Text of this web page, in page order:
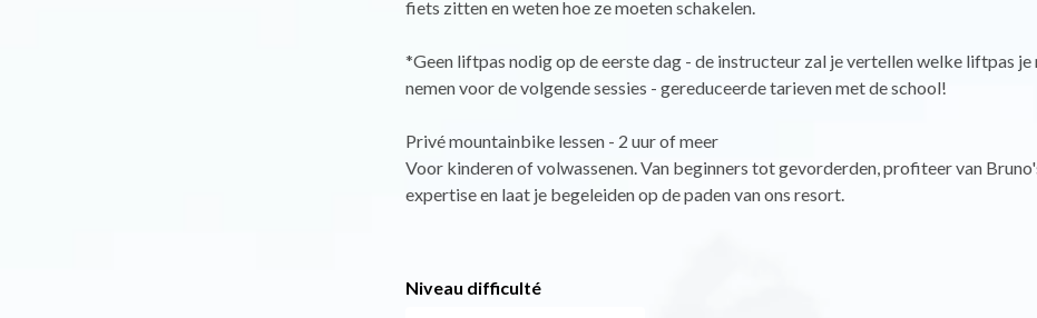
fiets zitten en weten hoe ze moeten schakelen.
*Geen liftpas nodig op de eerste dag - de instructeur zal je vertellen welke liftpas je
nemen voor de volgende sessies - gereduceerde tarieven met de school!
Privé mountainbike lessen - 2 uur of meer
Voor kinderen of volwassenen. Van beginners tot gevorderden, profiteer van
expertise en laat je begeleiden op de paden van ons resort.
Niveau difficulté